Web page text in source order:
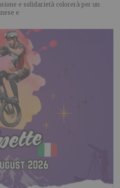
e solidarietà colorerà per un
e